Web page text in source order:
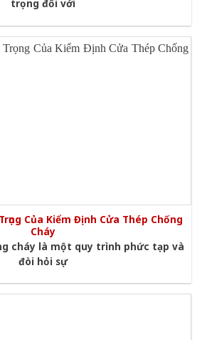
trọng đối với
Của Kiểm Định Cửa Thép Chống
Cháy
cháy là một quy trình phức tạp và
đòi hỏi sự